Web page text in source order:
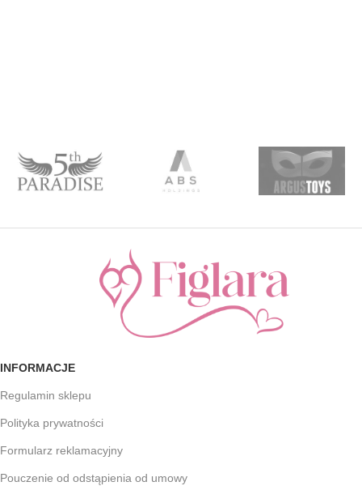
INFORMACJE
Regulamin sklepu
Polityka prywatności
Formularz reklamacyjny
Pouczenie od odstąpienia od umowy